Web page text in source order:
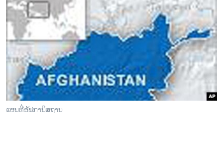
ຊີວິດຊາວລາວ
ຊຸມຊົນຊາວລາວ
ວິທະຍາສາດ-ເທັກໂນໂລຈີ
ທຸລະກິດ
ພາສາອັງກິດ
ວີດີໂອ
ແຜນທີ່ອັຟການິສຖານ